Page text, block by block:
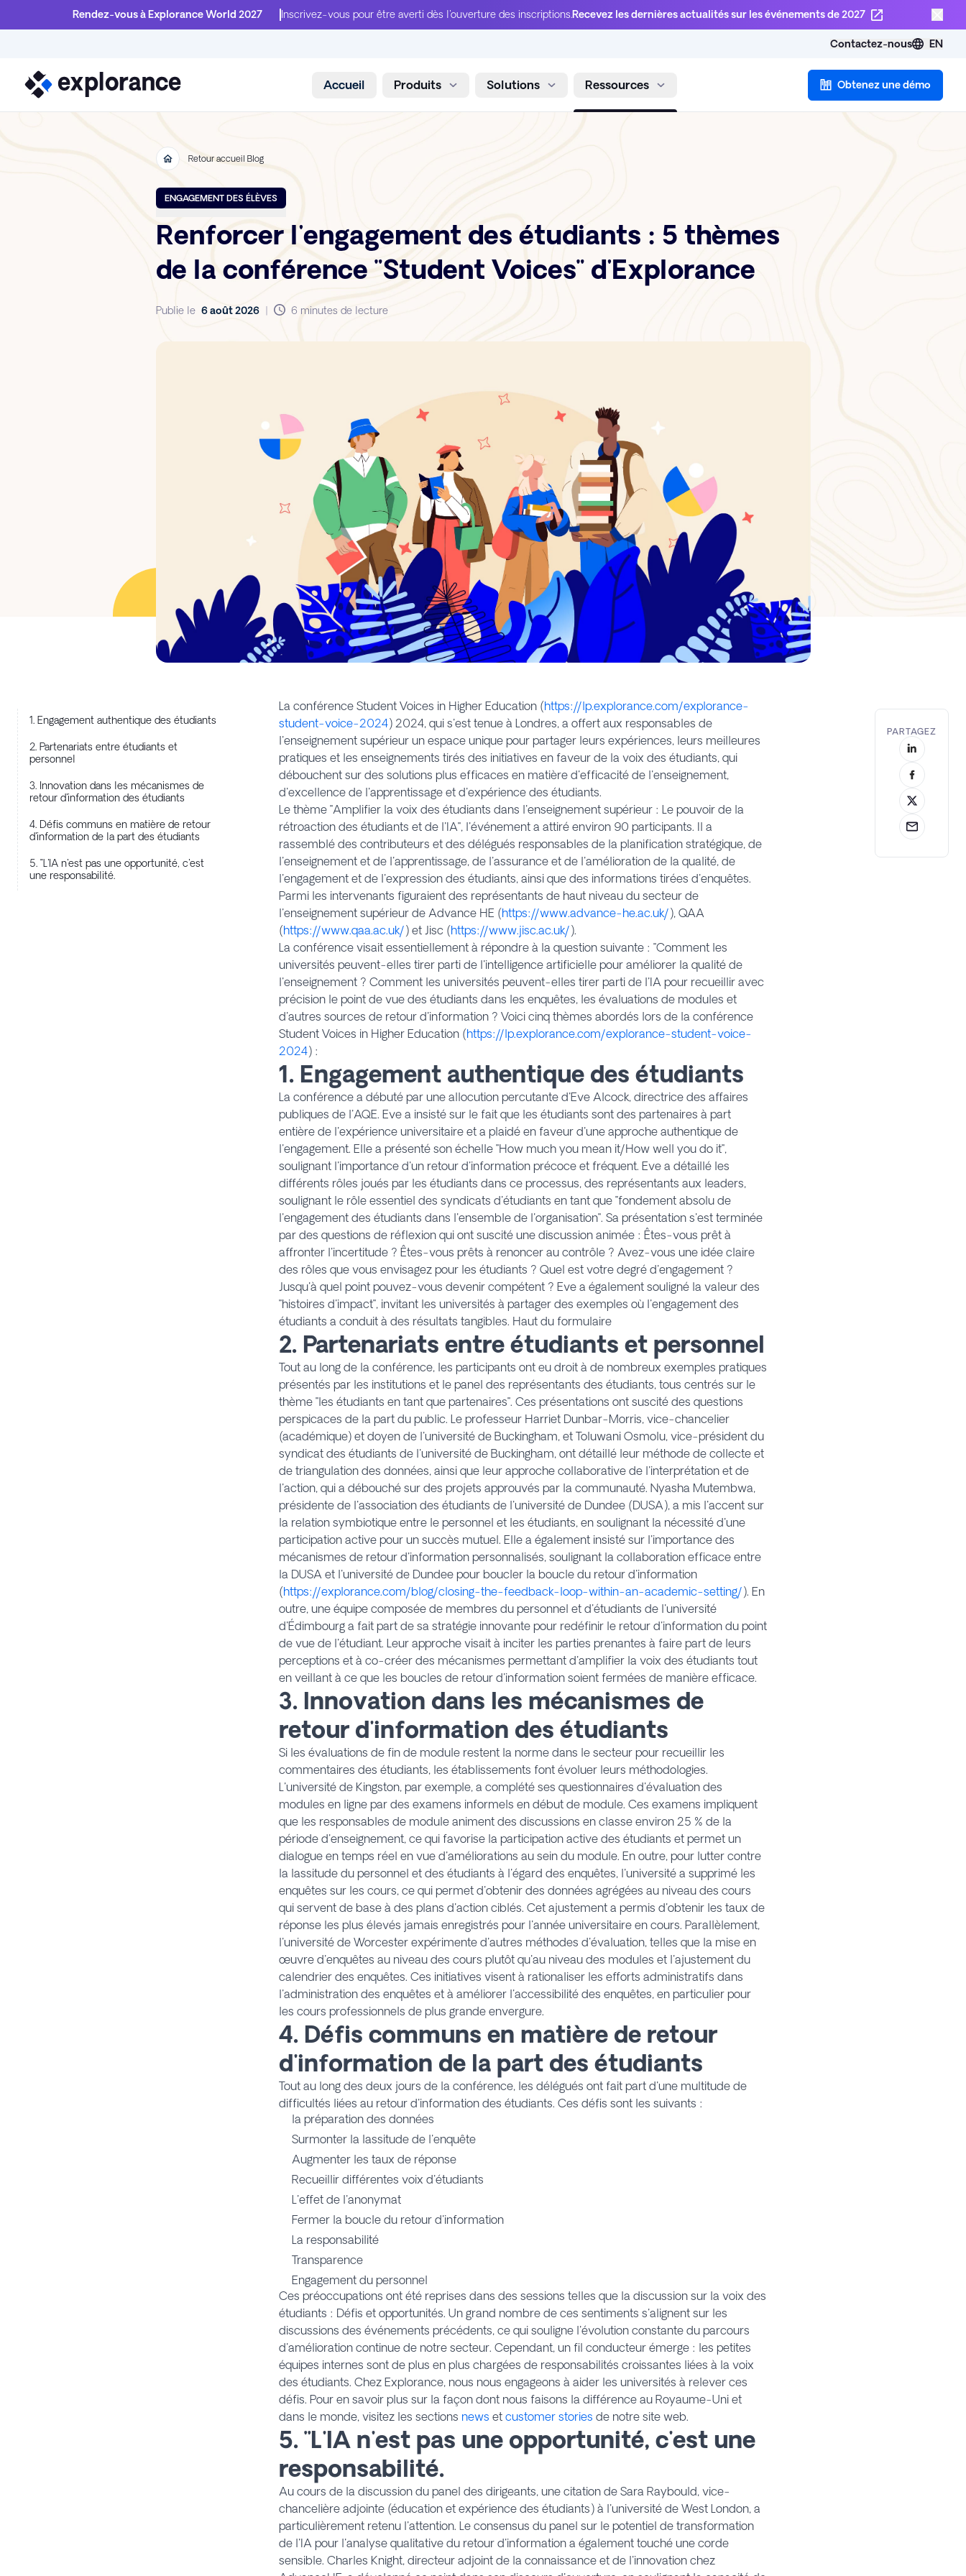
Rendez-vous à Explorance World 2027 Inscrivez-vous pour être averti dès l'ouverture des inscriptions.Recevez les dernières actualités sur les événements de 2027
Contactez-nous EN
Accueil Produits Solutions Ressources Obtenez une démo
Retour accueil Blog
ENGAGEMENT DES ÉLÈVES
Renforcer l'engagement des étudiants : 5 thèmes
de la conférence "Student Voices" d'Explorance
Publie le 6 août 2026 6 minutes de lecture
1. Engagement authentique des étudiants
2. Partenariats entre étudiants et
personnel
3. Innovation dans les mécanismes de
retour d'information des étudiants
4. Défis communs en matière de retour
d'information de la part des étudiants
5. "L'IA n'est pas une opportunité, c'est
une responsabilité.
La conférence Student Voices in Higher Education (https://lp.explorance.com/explorance-
student-voice-2024) 2024, qui s'est tenue à Londres, a offert aux responsables de
l'enseignement supérieur un espace unique pour partager leurs expériences, leurs meilleures
pratiques et les enseignements tirés des initiatives en faveur de la voix des étudiants, qui
débouchent sur des solutions plus efficaces en matière d'efficacité de l'enseignement,
d'excellence de l'apprentissage et d'expérience des étudiants.
Le thème "Amplifier la voix des étudiants dans l'enseignement supérieur : Le pouvoir de la
rétroaction des étudiants et de l'IA", l'événement a attiré environ 90 participants. Il a
rassemblé des contributeurs et des délégués responsables de la planification stratégique, de
l'enseignement et de l'apprentissage, de l'assurance et de l'amélioration de la qualité, de
l'engagement et de l'expression des étudiants, ainsi que des informations tirées d'enquêtes.
Parmi les intervenants figuraient des représentants de haut niveau du secteur de
l'enseignement supérieur de Advance HE (https://www.advance-he.ac.uk/), QAA
(https://www.qaa.ac.uk/) et Jisc (https://www.jisc.ac.uk/).
La conférence visait essentiellement à répondre à la question suivante : "Comment les
universités peuvent-elles tirer parti de l'intelligence artificielle pour améliorer la qualité de
l'enseignement ? Comment les universités peuvent-elles tirer parti de l'IA pour recueillir avec
précision le point de vue des étudiants dans les enquêtes, les évaluations de modules et
d'autres sources de retour d'information ? Voici cinq thèmes abordés lors de la conférence
Student Voices in Higher Education (https://lp.explorance.com/explorance-student-voice-
2024) :
1. Engagement authentique des étudiants
La conférence a débuté par une allocution percutante d'Eve Alcock, directrice des affaires
publiques de l'AQE. Eve a insisté sur le fait que les étudiants sont des partenaires à part
entière de l'expérience universitaire et a plaidé en faveur d'une approche authentique de
l'engagement. Elle a présenté son échelle "How much you mean it/How well you do it",
soulignant l'importance d'un retour d'information précoce et fréquent. Eve a détaillé les
différents rôles joués par les étudiants dans ce processus, des représentants aux leaders,
soulignant le rôle essentiel des syndicats d'étudiants en tant que "fondement absolu de
l'engagement des étudiants dans l'ensemble de l'organisation". Sa présentation s'est terminée
par des questions de réflexion qui ont suscité une discussion animée : Êtes-vous prêt à
affronter l'incertitude ? Êtes-vous prêts à renoncer au contrôle ? Avez-vous une idée claire
des rôles que vous envisagez pour les étudiants ? Quel est votre degré d'engagement ?
Jusqu'à quel point pouvez-vous devenir compétent ? Eve a également souligné la valeur des
"histoires d'impact", invitant les universités à partager des exemples où l'engagement des
étudiants a conduit à des résultats tangibles. Haut du formulaire
2. Partenariats entre étudiants et personnel
Tout au long de la conférence, les participants ont eu droit à de nombreux exemples pratiques
présentés par les institutions et le panel des représentants des étudiants, tous centrés sur le
thème "les étudiants en tant que partenaires". Ces présentations ont suscité des questions
perspicaces de la part du public. Le professeur Harriet Dunbar-Morris, vice-chancelier
(académique) et doyen de l'université de Buckingham, et Toluwani Osmolu, vice-président du
syndicat des étudiants de l'université de Buckingham, ont détaillé leur méthode de collecte et
de triangulation des données, ainsi que leur approche collaborative de l'interprétation et de
l'action, qui a débouché sur des projets approuvés par la communauté. Nyasha Mutembwa,
présidente de l'association des étudiants de l'université de Dundee (DUSA), a mis l'accent sur
la relation symbiotique entre le personnel et les étudiants, en soulignant la nécessité d'une
participation active pour un succès mutuel. Elle a également insisté sur l'importance des
mécanismes de retour d'information personnalisés, soulignant la collaboration efficace entre
la DUSA et l'université de Dundee pour boucler la boucle du retour d'information
(https://explorance.com/blog/closing-the-feedback-loop-within-an-academic-setting/). En
outre, une équipe composée de membres du personnel et d'étudiants de l'université
d'Édimbourg a fait part de sa stratégie innovante pour redéfinir le retour d'information du point
de vue de l'étudiant. Leur approche visait à inciter les parties prenantes à faire part de leurs
perceptions et à co-créer des mécanismes permettant d'amplifier la voix des étudiants tout
en veillant à ce que les boucles de retour d'information soient fermées de manière efficace.
3. Innovation dans les mécanismes de
retour d'information des étudiants
Si les évaluations de fin de module restent la norme dans le secteur pour recueillir les
commentaires des étudiants, les établissements font évoluer leurs méthodologies.
L'université de Kingston, par exemple, a complété ses questionnaires d'évaluation des
modules en ligne par des examens informels en début de module. Ces examens impliquent
que les responsables de module animent des discussions en classe environ 25 % de la
période d'enseignement, ce qui favorise la participation active des étudiants et permet un
dialogue en temps réel en vue d'améliorations au sein du module. En outre, pour lutter contre
la lassitude du personnel et des étudiants à l'égard des enquêtes, l'université a supprimé les
enquêtes sur les cours, ce qui permet d'obtenir des données agrégées au niveau des cours
qui servent de base à des plans d'action ciblés. Cet ajustement a permis d'obtenir les taux de
réponse les plus élevés jamais enregistrés pour l'année universitaire en cours. Parallèlement,
l'université de Worcester expérimente d'autres méthodes d'évaluation, telles que la mise en
œuvre d'enquêtes au niveau des cours plutôt qu'au niveau des modules et l'ajustement du
calendrier des enquêtes. Ces initiatives visent à rationaliser les efforts administratifs dans
l'administration des enquêtes et à améliorer l'accessibilité des enquêtes, en particulier pour
les cours professionnels de plus grande envergure.
4. Défis communs en matière de retour
d'information de la part des étudiants
Tout au long des deux jours de la conférence, les délégués ont fait part d'une multitude de
difficultés liées au retour d'information des étudiants. Ces défis sont les suivants :
la préparation des données
Surmonter la lassitude de l'enquête
Augmenter les taux de réponse
Recueillir différentes voix d'étudiants
L'effet de l'anonymat
Fermer la boucle du retour d'information
La responsabilité
Transparence
Engagement du personnel
Ces préoccupations ont été reprises dans des sessions telles que la discussion sur la voix des
étudiants : Défis et opportunités. Un grand nombre de ces sentiments s'alignent sur les
discussions des événements précédents, ce qui souligne l'évolution constante du parcours
d'amélioration continue de notre secteur. Cependant, un fil conducteur émerge : les petites
équipes internes sont de plus en plus chargées de responsabilités croissantes liées à la voix
des étudiants. Chez Explorance, nous nous engageons à aider les universités à relever ces
défis. Pour en savoir plus sur la façon dont nous faisons la différence au Royaume-Uni et
dans le monde, visitez les sections news et customer stories de notre site web.
5. "L'IA n'est pas une opportunité, c'est une
responsabilité.
Au cours de la discussion du panel des dirigeants, une citation de Sara Raybould, vice-
chancelière adjointe (éducation et expérience des étudiants) à l'université de West London, a
particulièrement retenu l'attention. Le consensus du panel sur le potentiel de transformation
de l'IA pour l'analyse qualitative du retour d'information a également touché une corde
sensible. Charles Knight, directeur adjoint de la connaissance et de l'innovation chez
PARTAGEZ